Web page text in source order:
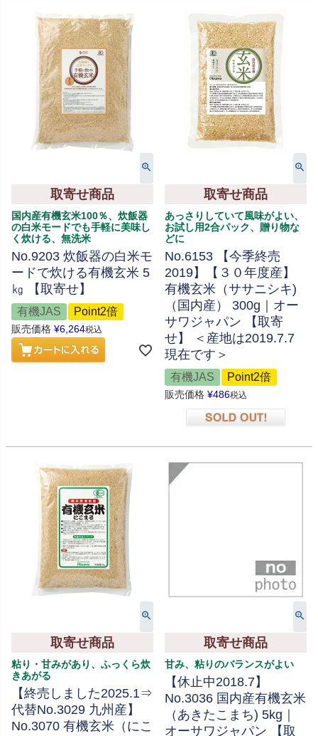
取寄せ商品
国内産有機玄米100％、炊飯器
の白米モードでも手軽に美味し
く炊ける、無洗米
No.9203 炊飯器の白米モ
ードで炊ける有機玄米 5
㎏ 【取寄せ】
有機JAS Point2倍
販売価格 ¥6,264税込
取寄せ商品
あっさりしていて風味がよい、
お試し用2合パック、贈り物な
どに
No.6153 【今季終売
2019】【３０年度産】
有機玄米（ササニシキ)
（国内産） 300g｜オー
サワジャパン 【取寄
せ】 ＜産地は2019.7.7
現在です＞
有機JAS Point2倍
販売価格 ¥486税込
取寄せ商品
粘り・甘みがあり、ふっくら炊
きあがる
【終売しました2025.1⇒
代替No.3029 九州産】
No.3070 有機玄米（にこ
取寄せ商品
甘み、粘りのバランスがよい
【休止中2018.7】
No.3036 国内産有機玄米
（あきたこまち) 5kg｜
オーサワジャパン 【取